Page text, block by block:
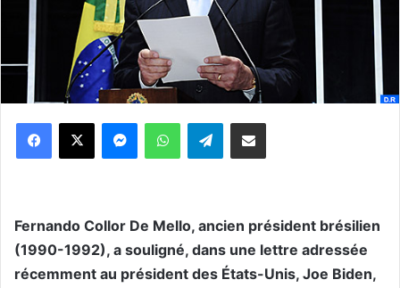
WhatsApp Telegram
Fernando Collor De Mello, ancien président brésilien
(1990-1992), a souligné, dans une lettre adressée
récemment au président des États-Unis, Joe Biden,